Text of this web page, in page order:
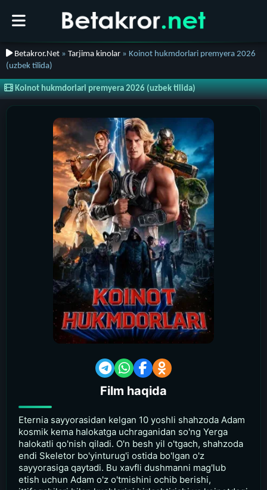
Betakror.Net » Tarjima kinolar » Koinot hukmdorlari premyera 2026
(uzbek tilida)
Koinot hukmdorlari premyera 2026 (uzbek tilida)
Film haqida
Eternia sayyorasidan kelgan 10 yoshli shahzoda Adam
kosmik kema halokatga uchraganidan so'ng Yerga
halokatli qo'nish qiladi. O'n besh yil o'tgach, shahzoda
endi Skeletor bo'yinturug'i ostida bo'lgan o'z
sayyorasiga qaytadi. Bu xavfli dushmanni mag'lub
etish uchun Adam o'z o'tmishini ochib berishi,